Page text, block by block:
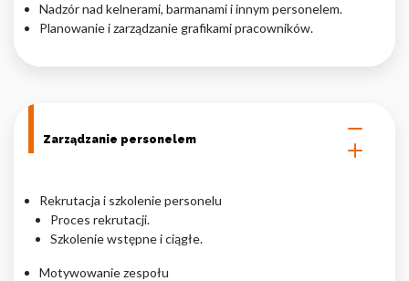
Nadzór nad kelnerami, barmanami i innym personelem.
Planowanie i zarządzanie grafikami pracowników.
Zarządzanie personelem
Rekrutacja i szkolenie personelu
Proces rekrutacji.
Szkolenie wstępne i ciągłe.
Motywowanie zespołu
Nieklasyfikowane
klasyfikowania, wraz z dostawcami poszczególnych ciasteczek.
Akceptuj wszystko